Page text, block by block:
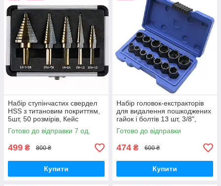
Набір ступінчастих свердел
HSS з титановим покриттям,
5шт, 50 розмірів, Кейс
Готово до відправки 7 од.
499 ₴ 800 ₴
Купити
Набір головок-екстракторів
для видалення пошкоджених
гайок і болтів 13 шт, 3/8",
хромомолібденова сталь,
Кейс
Готово до відправки
474 ₴ 600 ₴
Купити